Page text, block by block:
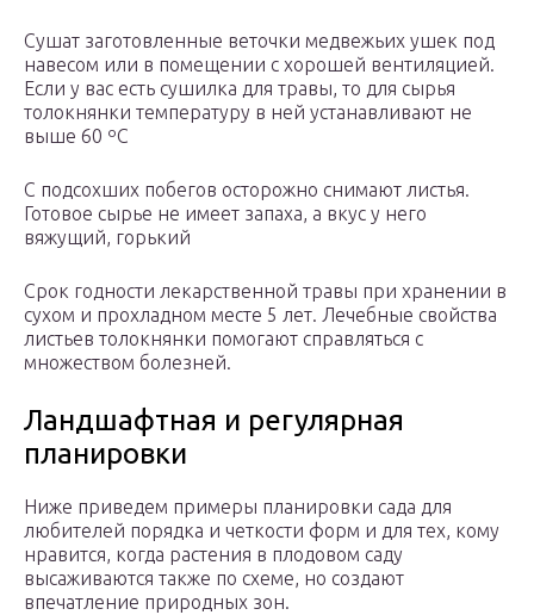
Сушат заготовленные веточки медвежьих ушек под
навесом или в помещении с хорошей вентиляцией.
Если у вас есть сушилка для травы, то для сырья
толокнянки температуру в ней устанавливают не
выше 60 ºC
С подсохших побегов осторожно снимают листья.
Готовое сырье не имеет запаха, а вкус у него
вяжущий, горький
Срок годности лекарственной травы при хранении в
сухом и прохладном месте 5 лет. Лечебные свойства
листьев толокнянки помогают справляться с
множеством болезней.
Ландшафтная и регулярная
планировки
Ниже приведем примеры планировки сада для
любителей порядка и четкости форм и для тех, кому
нравится, когда растения в плодовом саду
высаживаются также по схеме, но создают
впечатление природных зон.